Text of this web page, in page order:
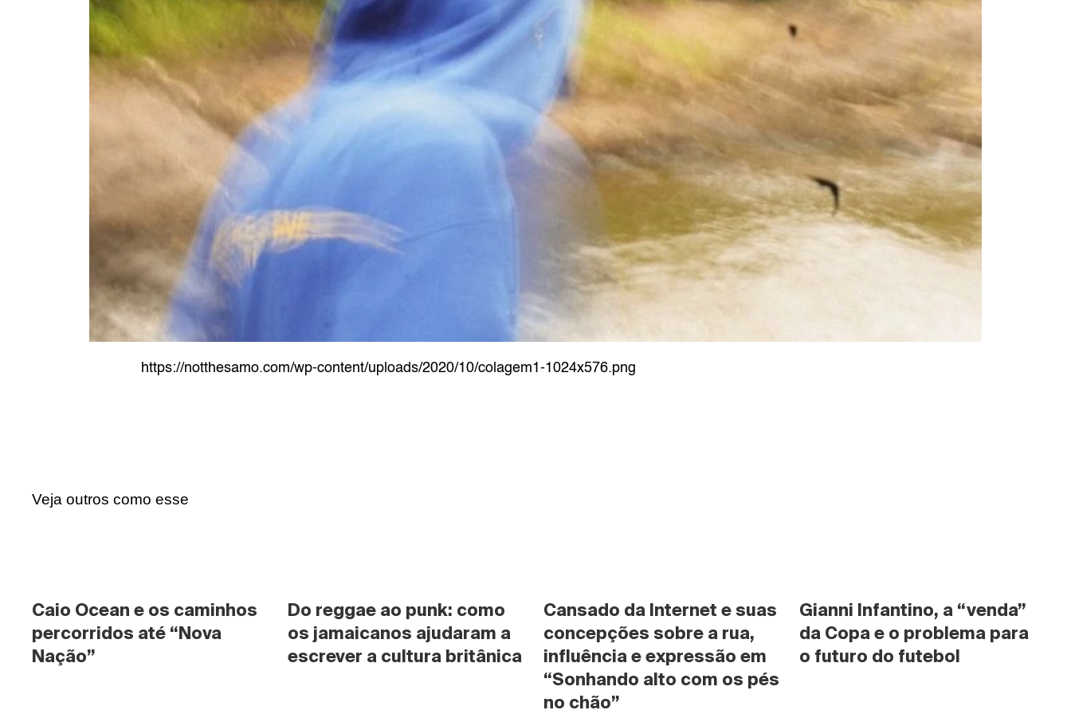
https://notthesamo.com/wp-content/uploads/2020/10/colagem1-1024x576.png
Veja outros como esse
Caio Ocean e os caminhos
percorridos até “Nova
Nação”
Do reggae ao punk: como
os jamaicanos ajudaram a
escrever a cultura britânica
Cansado da Internet e suas
concepções sobre a rua,
influência e expressão em
“Sonhando alto com os pés
no chão”
Gianni Infantino, a “venda”
da Copa e o problema para
o futuro do futebol